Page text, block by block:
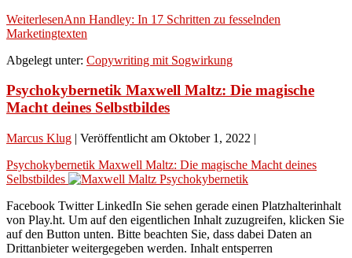
WeiterlesenAnn Handley: In 17 Schritten zu fesselnden
Marketingtexten
Abgelegt unter: Copywriting mit Sogwirkung
Psychokybernetik Maxwell Maltz: Die magische
Macht deines Selbstbildes
Marcus Klug | Veröffentlicht am Oktober 1, 2022 |
Psychokybernetik Maxwell Maltz: Die magische Macht deines
Selbstbildes
Facebook Twitter LinkedIn Sie sehen gerade einen Platzhalterinhalt
von Play.ht. Um auf den eigentlichen Inhalt zuzugreifen, klicken Sie
auf den Button unten. Bitte beachten Sie, dass dabei Daten an
Drittanbieter weitergegeben werden. Inhalt entsperren